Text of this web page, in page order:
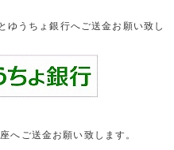
うちょ銀行へご送金お願い致し
へご送金お願い致します。